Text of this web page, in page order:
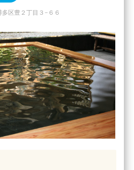
区豊２丁目３−６６